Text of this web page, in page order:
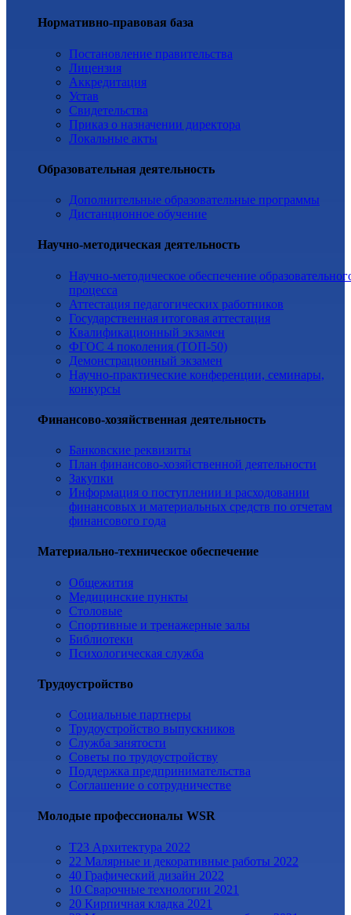
Нормативно-правовая база
Постановление правительства
Лицензия
Аккредитация
Устав
Свидетельства
Приказ о назначении директора
Локальные акты
Образовательная деятельность
Дополнительные образовательные программы
Дистанционное обучение
Научно-методическая деятельность
Научно-методическое обеспечение
процесса
Аттестация педагогических работников
Государственная итоговая аттестация
Квалификационный экзамен
ФГОС 4 поколения (ТОП-50)
Демонстрационный экзамен
Научно-практические конференции, семинары,
конкурсы
Финансово-хозяйственная деятельность
Банковские реквизиты
План финансово-хозяйственной деятельности
Закупки
Информация о поступлении и расходовании
финансовых и материальных средств по отчетам
финансового года
Материально-техническое обеспечение
Общежития
Медицинские пункты
Столовые
Спортивные и тренажерные залы
Библиотеки
Психологическая служба
Трудоустройство
Cоциальные партнеры
Трудоустройство выпускников
Служба занятости
Советы по трудоустройству
Поддержка предпринимательства
Cоглашение о сотрудничестве
Молодые профессионалы WSR
T23 Архитектура 2022
22 Малярные и декоративные работы 2022
40 Графический дизайн 2022
10 Сварочные технологии 2021
20 Кирпичная кладка 2021